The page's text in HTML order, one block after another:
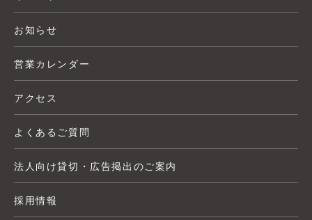
お知らせ
営業カレンダー
アクセス
よくあるご質問
法人向け貸切・広告掲出のご案内
採用情報